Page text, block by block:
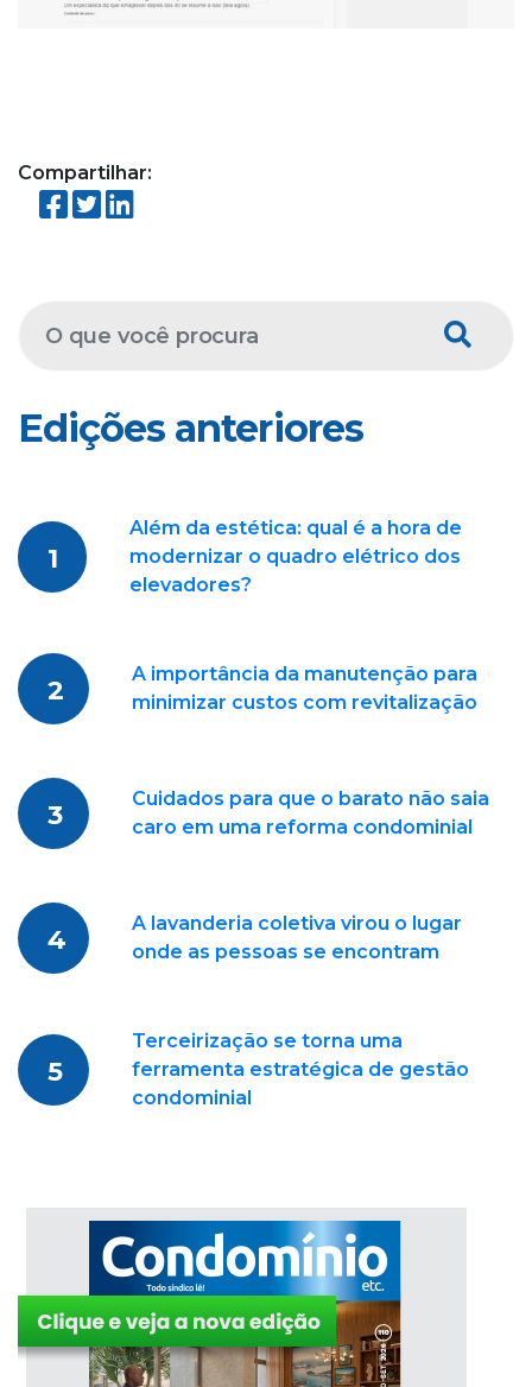
Compartilhar:
Edições anteriores
1
Além da estética: qual é a hora de
modernizar o quadro elétrico dos
elevadores?
2
A importância da manutenção para
minimizar custos com revitalização
3
Cuidados para que o barato não saia
caro em uma reforma condominial
4
A lavanderia coletiva virou o lugar
onde as pessoas se encontram
5
Terceirização se torna uma
ferramenta estratégica de gestão
condominial